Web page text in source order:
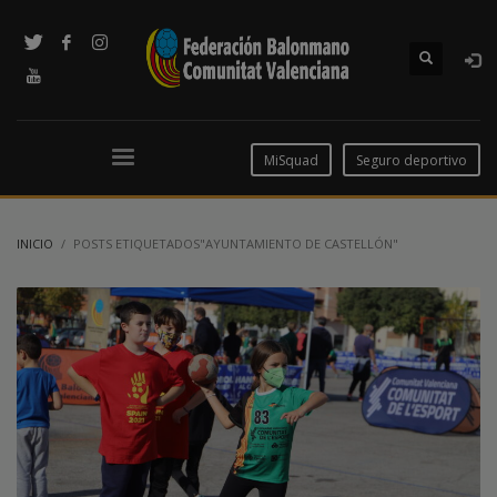
MiSquad Seguro deportivo
INICIO POSTS ETIQUETADOS"AYUNTAMIENTO DE CASTELLÓN"